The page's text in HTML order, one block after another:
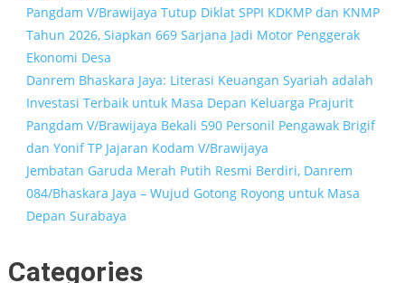
Pangdam V/Brawijaya Tutup Diklat SPPI KDKMP dan KNMP
Tahun 2026, Siapkan 669 Sarjana Jadi Motor Penggerak
Ekonomi Desa
Danrem Bhaskara Jaya: Literasi Keuangan Syariah adalah
Investasi Terbaik untuk Masa Depan Keluarga Prajurit
Pangdam V/Brawijaya Bekali 590 Personil Pengawak Brigif
dan Yonif TP Jajaran Kodam V/Brawijaya
Jembatan Garuda Merah Putih Resmi Berdiri, Danrem
084/Bhaskara Jaya – Wujud Gotong Royong untuk Masa
Depan Surabaya
Categories